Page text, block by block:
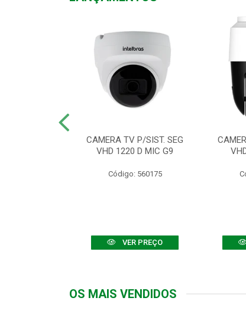
CAMERA TV P/SIST. SEG
VHD 1220 D MIC G9
Código: 560175
VER PREÇO
OS MAIS VENDIDOS